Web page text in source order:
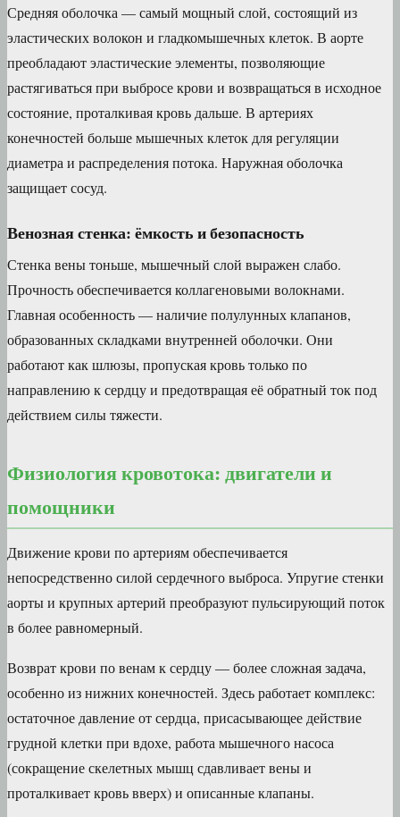
Средняя оболочка — самый мощный слой, состоящий из
эластических волокон и гладкомышечных клеток. В аорте
преобладают эластические элементы, позволяющие
растягиваться при выбросе крови и возвращаться в исходное
состояние, проталкивая кровь дальше. В артериях
конечностей больше мышечных клеток для регуляции
диаметра и распределения потока. Наружная оболочка
защищает сосуд.
Венозная стенка: ёмкость и безопасность
Стенка вены тоньше, мышечный слой выражен слабо.
Прочность обеспечивается коллагеновыми волокнами.
Главная особенность — наличие полулунных клапанов,
образованных складками внутренней оболочки. Они
работают как шлюзы, пропуская кровь только по
направлению к сердцу и предотвращая её обратный ток под
действием силы тяжести.
Физиология кровотока: двигатели и
помощники
Движение крови по артериям обеспечивается
непосредственно силой сердечного выброса. Упругие стенки
аорты и крупных артерий преобразуют пульсирующий поток
в более равномерный.
Возврат крови по венам к сердцу — более сложная задача,
особенно из нижних конечностей. Здесь работает комплекс:
остаточное давление от сердца, присасывающее действие
грудной клетки при вдохе, работа мышечного насоса
(сокращение скелетных мышц сдавливает вены и
проталкивает кровь вверх) и описанные клапаны.